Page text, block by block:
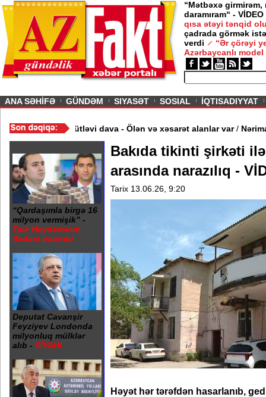
“Mətbəxə girmirəm,
daramıram“ - VİDEO
qısa ətəyi tənqid
çadrada görmək
verdi
“Ər çörəyi
Azərbaycanlı model
ANA SƏHİFƏ GÜNDƏM SIYASƏT SOSIAL İQTISADIYYAT
Restoranın qarşısında kütləvi dava - Ölən və xəsarət alanlar var
“Qardaşımla birgə 16
milyon vermişik” -
Tale Heydərovun
ifadəsi oxundu
Deputat Cavanşir
Feyziyev Londonda
milyonluq mülklər
alıb - SİYAHI
Bakıda tikinti şirkəti
arasında narazılıq -
Tarix 13.06.26, 9:20
Həyət hər tərəfdən hasarlanıb,